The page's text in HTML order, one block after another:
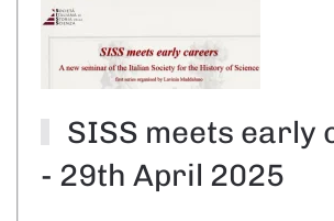
SISS meets early
- 29th April 2025